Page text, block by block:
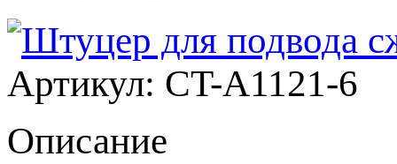
Артикул: CT-A1121-6
Описание